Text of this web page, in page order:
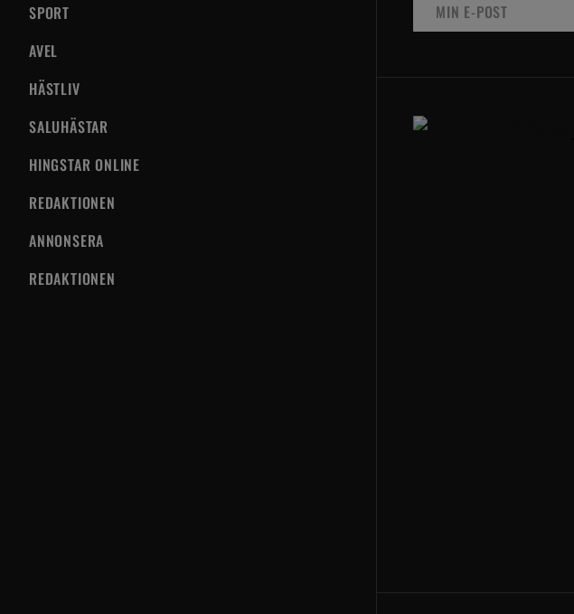
SPORT
AVEL
HÄSTLIV
SALUHÄSTAR
HINGSTAR ONLINE
REDAKTIONEN
ANNONSERA
REDAKTIONEN